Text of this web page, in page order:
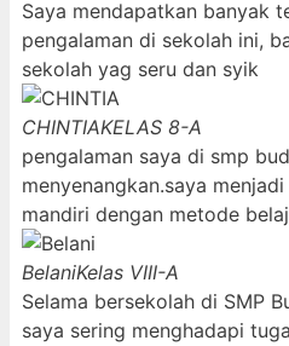
Saya mendapatkan banyak
pengalaman di sekolah ini,
sekolah yag seru dan syik
CHINTIAKELAS 8-A
pengalaman saya di smp
menyenangkan.saya
mandiri dengan metode
BelaniKelas VIII-A
Selama bersekolah di SMP
saya sering menghadapi